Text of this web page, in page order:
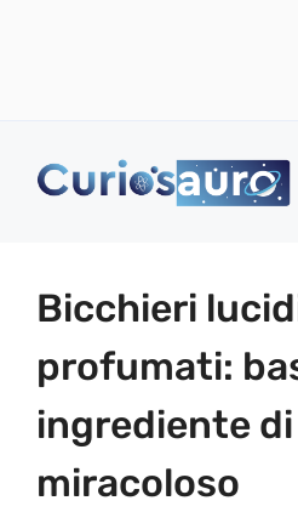
Bicchieri
profumati:
ingrediente
miracoloso